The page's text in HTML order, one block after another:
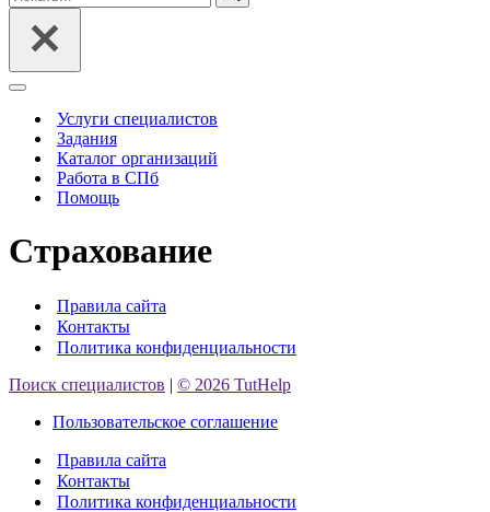
Меню
навигацииУслуги специалистов
Задания
Каталог организаций
Работа в СПб
Помощь
Страхование
Правила сайта
Контакты
Политика конфиденциальности
Поиск специалистов | © 2026 TutHelp
Пользовательское соглашение
Правила сайта
Контакты
Политика конфиденциальности